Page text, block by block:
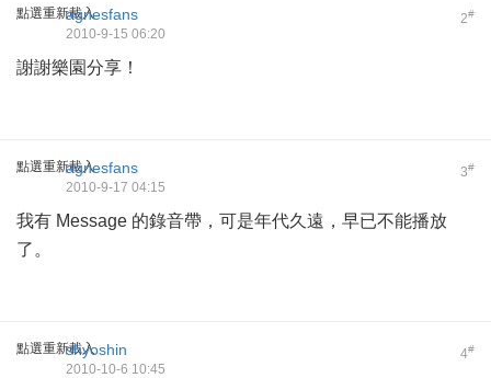
點選重新載入 2#
agnesfans
2010-9-15 06:20
謝謝樂園分享！
點選重新載入 3#
agnesfans
2010-9-17 04:15
我有 Message 的錄音帶，可是年代久遠，早已不能播放
了。
點選重新載入 4#
shyoshin
2010-10-6 10:45